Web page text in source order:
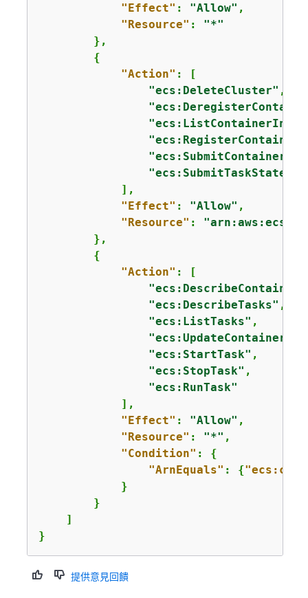
"Effect" : "Allow" ,
"Resource" : "*"
        },
{
"Action" : [
"ecs:DeleteCluster" ,
            ],
"Effect" : "Allow" ,
"Resource" :
        },
{
"Action" : [
"ecs:DescribeTasks" ,
"ecs:ListTasks" ,
"ecs:StartTask" ,
"ecs:StopTask" ,
"ecs:RunTask"
            ],
"Effect" : "Allow" ,
"Resource" : "*" ,
"Condition" : {
"ArnEquals" : {
            }
        }
    ]
}
提供意見回饋